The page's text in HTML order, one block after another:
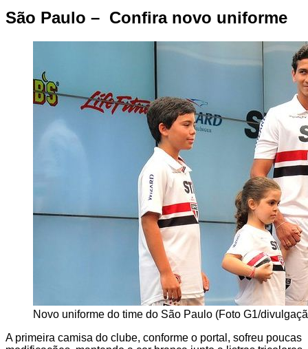
São Paulo – Confira novo uniforme
Novo uniforme do time do São Paulo (Foto G1/
A primeira camisa do clube, conforme o portal, sofreu poucas